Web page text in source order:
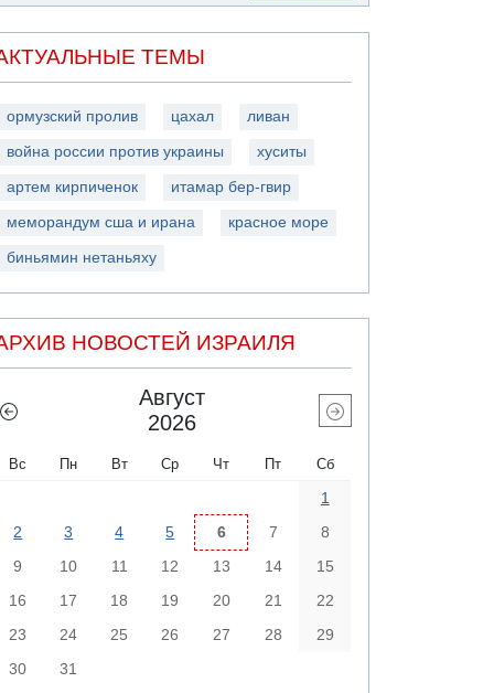
ТЕМЫ
ормузский пролив цахал ливан
война россии против украины хуситы
артем кирпиченок итамар бер-гвир
меморандум сша и ирана красное море
биньямин нетаньяху
НОВОСТЕЙ ИЗРАИЛЯ
Август
2026
Вс Пн Вт Ср Чт Пт Сб
1
2
3 4 5 6 7
8
9
10 11 12 13 14
15
16
17 18 19 20 21
22
23
24 25 26 27 28
29
30
31